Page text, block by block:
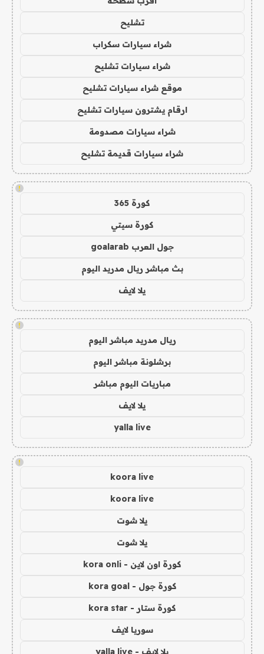
تشليح
شراء سيارات سكراب
شراء سيارات تشليح
موقع شراء سيارات تشليح
ارقام يشترون سيارات تشليح
شراء سيارات مصدومة
شراء سيارات قديمة تشليح
!
كورة 365
كورة سيتي
جول العرب goalarab
بث مباشر ريال مدريد اليوم
يلا لايف
!
ريال مدريد مباشر اليوم
برشلونة مباشر اليوم
مباريات اليوم مباشر
يلا لايف
yalla live
!
koora live
koora live
يلا شوت
يلا شوت
كورة اون لاين - kora onli
كورة جول - kora goal
كورة ستار - kora star
سوريا لايف
يلا لايف - yalla live